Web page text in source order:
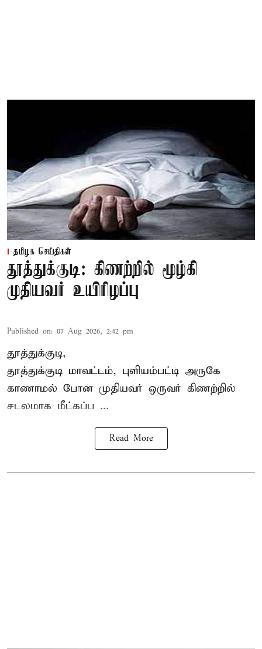
தமிழக செய்திகள்
தூத்துக்குடி: கிணற்றில் மூழ்கி
முதியவர் உயிரிழப்பு
Published on: 07 Aug 2026, 2:42 pm
தூத்துக்குடி,
தூத்துக்குடி மாவட்டம், புளியம்பட்டி அருகே
காணாமல் போன முதியவர் ஒருவர் கிணற்றில்
சடலமாக மீட்கப்ப ...
Read More